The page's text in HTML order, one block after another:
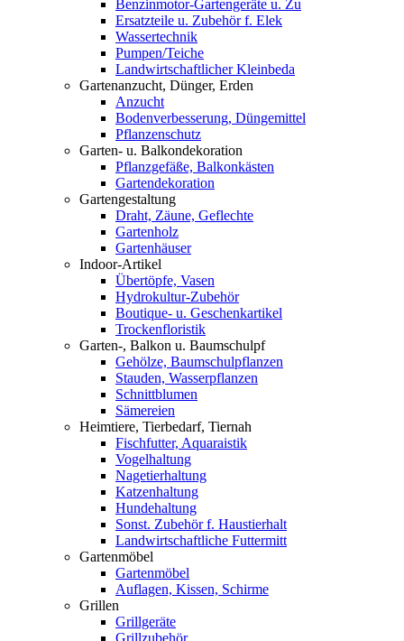
Benzinmotor-Gartengeräte u. Zu
Ersatzteile u. Zubehör f. Elek
Wassertechnik
Pumpen/Teiche
Landwirtschaftlicher Kleinbeda
Gartenanzucht, Dünger, Erden
Anzucht
Bodenverbesserung, Düngemittel
Pflanzenschutz
Garten- u. Balkondekoration
Pflanzgefäße, Balkonkästen
Gartendekoration
Gartengestaltung
Draht, Zäune, Geflechte
Gartenholz
Gartenhäuser
Indoor-Artikel
Übertöpfe, Vasen
Hydrokultur-Zubehör
Boutique- u. Geschenkartikel
Trockenfloristik
Garten-, Balkon u. Baumschulpf
Gehölze, Baumschulpflanzen
Stauden, Wasserpflanzen
Schnittblumen
Sämereien
Heimtiere, Tierbedarf, Tiernah
Fischfutter, Aquaraistik
Vogelhaltung
Nagetierhaltung
Katzenhaltung
Hundehaltung
Sonst. Zubehör f. Haustierhalt
Landwirtschaftliche Futtermitt
Gartenmöbel
Gartenmöbel
Auflagen, Kissen, Schirme
Grillen
Grillgeräte
Grillzubehör